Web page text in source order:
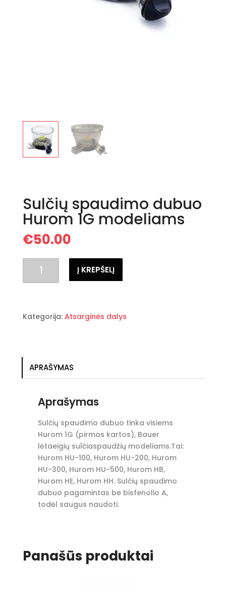
Sulčių spaudimo dubuo
Hurom 1G modeliams
€50.00
kiekis:
Sulčių
Hurom
Į KREPŠELĮ
Kategorija: Atsarginės dalys
APRAŠYMAS
Aprašymas
Sulčių spaudimo dubuo tinka visiems
Hurom 1G (pirmos kartos), Bauer
lėtaeigių sulčiaspaudžių modeliams.Tai:
Hurom HU-100, Hurom HU-200, Hurom
HU-300, Hurom HU-500, Hurom HB,
Hurom HE, Hurom HH. Sulčių spaudimo
dubuo pagamintas be bisfenolio A,
todėl saugus naudoti.
Panašūs produktai